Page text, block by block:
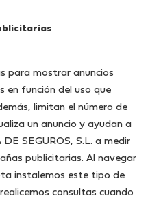
para mostrar anuncios
en función del uso que
limitan el número de
un anuncio y ayudan a
DE SEGUROS, S.L. a medir
publicitarias. Al navegar
instalemos este tipo de
consultas cuando